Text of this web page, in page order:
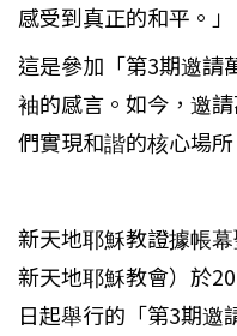
感受到真正的和平。」
這是參加「第3期邀請
袖的感言。如今，邀
們實現和諧的核心場所
新天地耶穌教證據帳
新天地耶穌教會）於
日起舉行的「第3期邀